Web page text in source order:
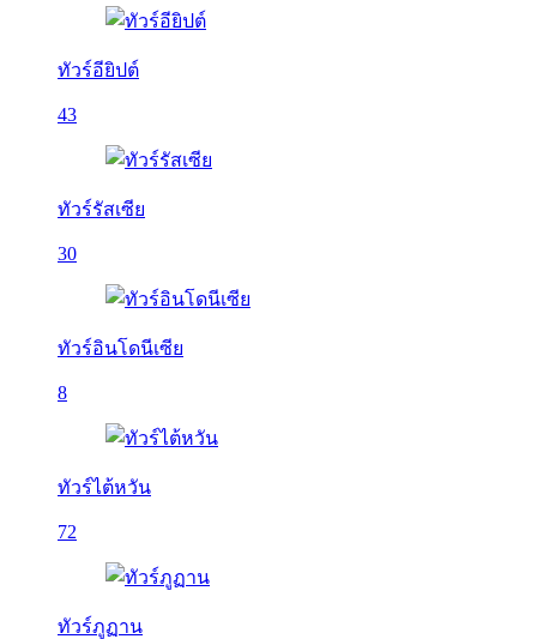
ทัวร์อียิปต์
43
ทัวร์รัสเซีย
30
ทัวร์อินโดนีเซีย
8
ทัวร์ไต้หวัน
72
ทัวร์ภูฏาน